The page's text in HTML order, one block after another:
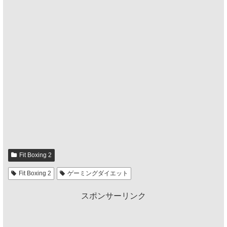
Fit Boxing 2
Fit Boxing 2 ゲーミングダイエット
スポンサーリンク